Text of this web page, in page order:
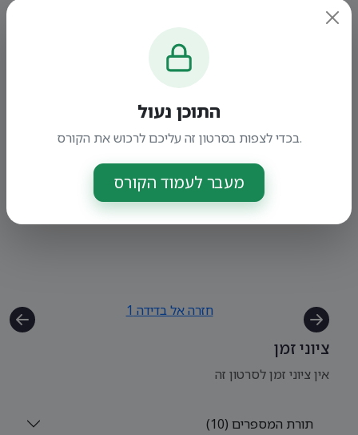
חזרה אל בדידה 1
ציוני זמן
אין ציוני זמן לסרטון זה
תורת המספרים (10)
התוכן נעול
בכדי לצפות בסרטון זה עליכם לרכוש את הקורס.
מעבר לעמוד הקורס